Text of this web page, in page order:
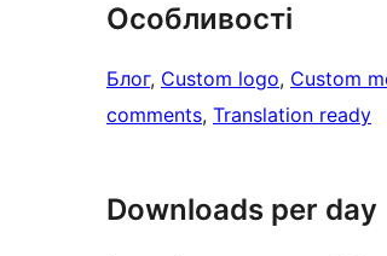
Особливості
Блог, Custom logo, Custom
comments, Translation ready
Downloads per day